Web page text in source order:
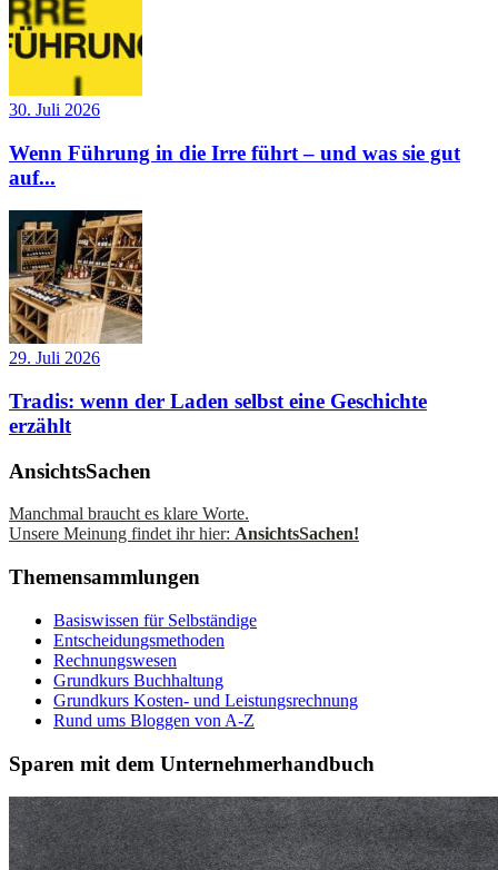
30. Juli 2026
Wenn Führung in die Irre führt – und was sie gut
auf...
29. Juli 2026
Tradis: wenn der Laden selbst eine Geschichte
erzählt
AnsichtsSachen
Manchmal braucht es klare Worte.
Unsere Meinung findet ihr hier: AnsichtsSachen!
Themensammlungen
Basiswissen für Selbständige
Entscheidungsmethoden
Rechnungswesen
Grundkurs Buchhaltung
Grundkurs Kosten- und Leistungsrechnung
Rund ums Bloggen von A-Z
Sparen mit dem Unternehmerhandbuch